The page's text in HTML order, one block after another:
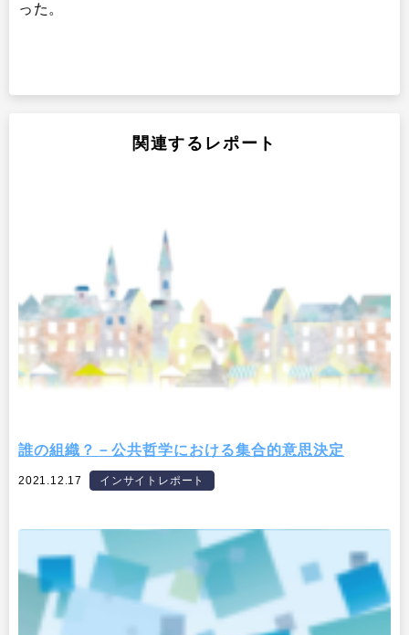
った。
関連するレポート
誰の組織？－公共哲学における集合的意思決定
2021.12.17 インサイトレポート